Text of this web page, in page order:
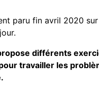
paru fin avril 2020 sur
différents
travailler les